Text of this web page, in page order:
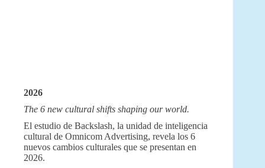
2026
The 6 new cultural shifts shaping our world.
El estudio de Backslash, la unidad de inteligencia
cultural de Omnicom Advertising, revela los 6
nuevos cambios culturales que se presentan en
2026.